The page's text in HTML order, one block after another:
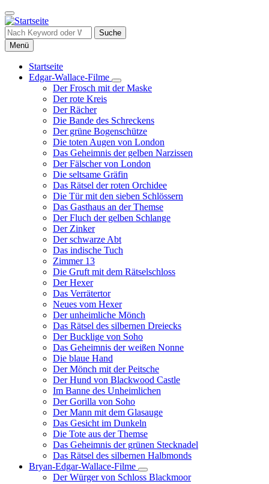
Direkt
zum
Inhalt
Suche
Menü
Hauptnavigation
Startseite
Edgar-Wallace-Filme
Unternavigation
von
Filme
Der Frosch mit der Maske
Der rote Kreis
Der Rächer
Die Bande des Schreckens
Der grüne Bogenschütze
Die toten Augen von London
Das Geheimnis der gelben Narzissen
Der Fälscher von London
Die seltsame Gräfin
Das Rätsel der roten Orchidee
Die Tür mit den sieben Schlössern
Das Gasthaus an der Themse
Der Fluch der gelben Schlange
Der Zinker
Der schwarze Abt
Das indische Tuch
Zimmer 13
Die Gruft mit dem Rätselschloss
Der Hexer
Das Verrätertor
Neues vom Hexer
Der unheimliche Mönch
Das Rätsel des silbernen Dreiecks
Der Bucklige von Soho
Das Geheimnis der weißen Nonne
Die blaue Hand
Der Mönch mit der Peitsche
Der Hund von Blackwood Castle
Im Banne des Unheimlichen
Der Gorilla von Soho
Der Mann mit dem Glasauge
Das Gesicht im Dunkeln
Die Tote aus der Themse
Das Geheimnis der grünen Stecknadel
Das Rätsel des silbernen Halbmonds
Bryan-Edgar-Wallace-Filme
Unternavigation
Der Würger von Schloss Blackmoor